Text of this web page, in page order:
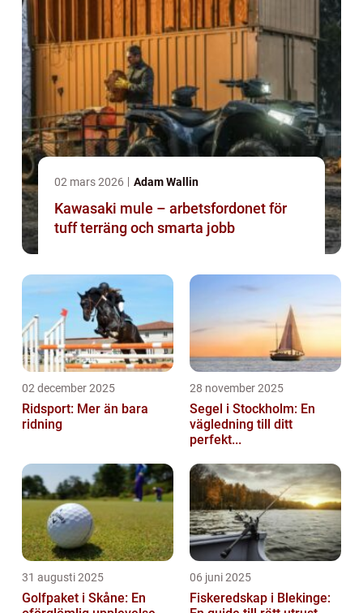
02 mars 2026 Adam Wallin
Kawasaki mule – arbetsfordonet för
tuff terräng och smarta jobb
02 december 2025
Ridsport: Mer än bara
ridning
28 november 2025
Segel i Stockholm: En
vägledning till ditt
perfekt...
31 augusti 2025
Golfpaket i Skåne: En
06 juni 2025
Fiskeredskap i Blekinge: